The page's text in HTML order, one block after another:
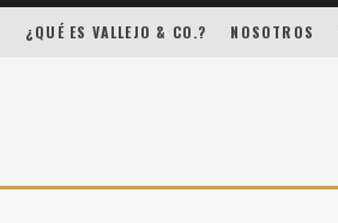
¿QUÉ ES VALLEJO & CO.? NOSOTROS